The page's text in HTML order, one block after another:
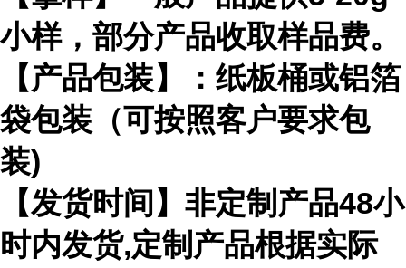
小样，部分产品收取样品费。
【产品包装】：纸板桶或铝箔
袋包装（可按照客户要求包
装)
【发货时间】非定制产品48小
时内发货,定制产品根据实际